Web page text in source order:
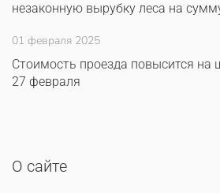
незаконную вырубку леса на
01 февраля 2025
Стоимость проезда повысится на
27 февраля
О сайте